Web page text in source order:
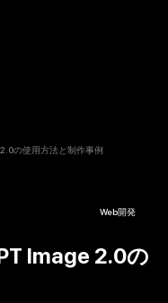
の使用方法と制作事例
Web開発
Image 2.0の